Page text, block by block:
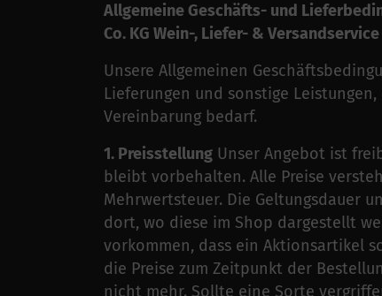
Allgemeine Geschäfts- und
Co. KG Wein-, Liefer- & Versandservice
Unsere Allgemeinen
Lieferungen und sonstige
Vereinbarung bedarf.
1. Preisstellung Unser Angebot ist
bleibt vorbehalten. Alle Preise
Mehrwertsteuer. Die Geltungsdauer
dort, wo diese im Shop dargestellt
vorkommen, dass ein Aktionsartikel
die Preise zum Zeitpunkt der
nicht mehr. Sollte eine Sorte